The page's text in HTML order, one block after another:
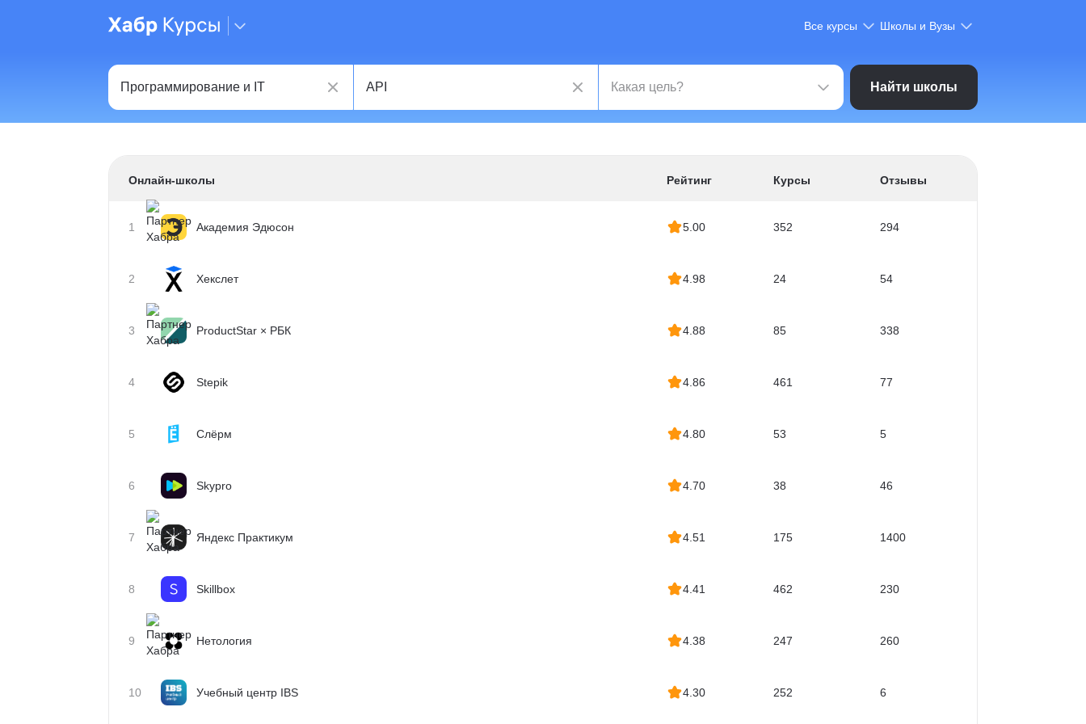
Все курсы Школы и Вузы
Найти школы
Онлайн-школы Рейтинг Курсы Отзывы
1 Академия Эдюсон 5.00 352 294
2 Хекслет 4.98 24 54
3 ProductStar × РБК 4.88 85 338
4 Stepik 4.86 461 77
5 Слёрм 4.80 53 5
6 Skypro 4.70 38 46
7 Яндекс Практикум 4.51 175 1400
8 Skillbox 4.41 462 230
9 Нетология 4.38 247 260
10 Учебный центр IBS 4.30 252 6